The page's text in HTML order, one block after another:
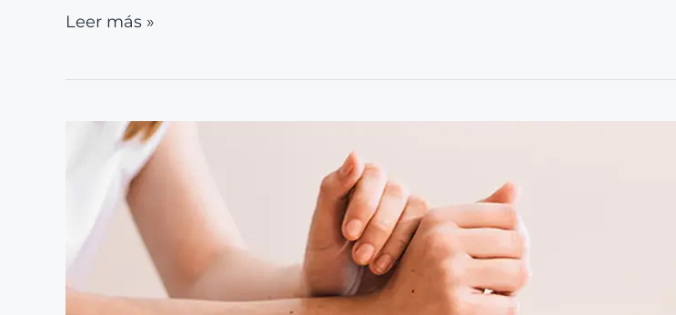
Leer más »
Masaje
Relajante